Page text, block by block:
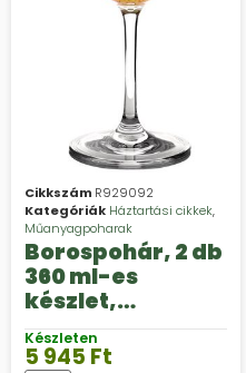
Cikkszám R929092
Kategóriák Háztartási cikkek,
Műanyagpoharak
Borospohár, 2 db
360 ml-es
készlet,
polikarbonátból
Készleten
5 945 Ft